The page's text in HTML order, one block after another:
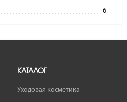
6
КАТАЛОГ
Уходовая косметика